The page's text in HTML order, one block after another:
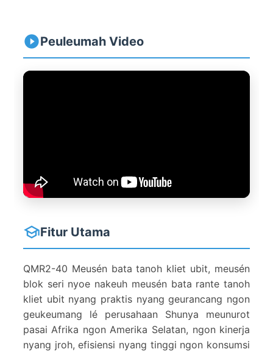
Peuleumah Video
Fitur Utama
QMR2-40 Meusén bata tanoh kliet ubit, meusén
blok seri nyoe nakeuh meusén bata rante tanoh
kliet ubit nyang praktis nyang geurancang ngon
geukeumang lé perusahaan Shunya meunurot
pasai Afrika ngon Amerika Selatan, ngon kinerja
nyang jroh, efisiensi nyang tinggi ngon konsumsi